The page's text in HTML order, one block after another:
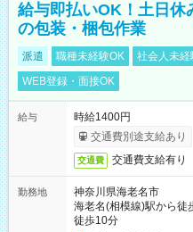
給与即払いOK！土日休
の包装・梱包作業
派遣 職種未経験OK 社会人未経
WEB登録・面接OK
給与
時給1400円
交通費別途支給あり
交通費 交通費支給有り
勤務地
神奈川県海老名市
海老名(相模線)駅から徒
徒歩10分